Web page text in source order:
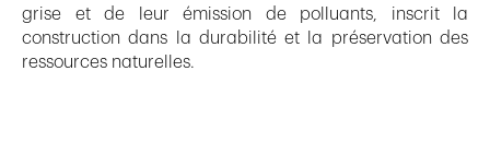
grise et de leur émission de polluants, inscrit la
construction dans la durabilité et la préservation des
ressources naturelles.